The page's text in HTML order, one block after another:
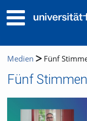
Medien Fünf
Fünf Stimmen